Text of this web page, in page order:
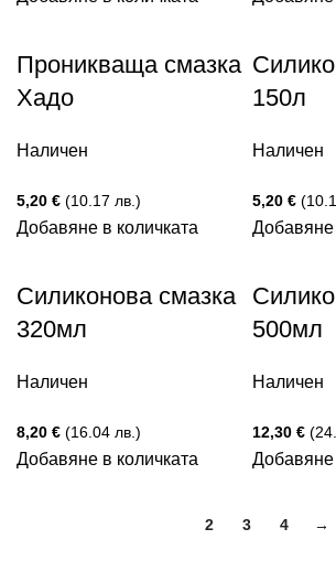
Проникваща смазка
Хадо
Наличен
5,20 € (10.17 лв.)
Добавяне в количката
150л
Наличен
5,20 €
Добавяне
Силиконова смазка
320мл
Наличен
8,20 € (16.04 лв.)
Добавяне в количката
500мл
Наличен
12,30 €
Добавяне
2 3 4 →